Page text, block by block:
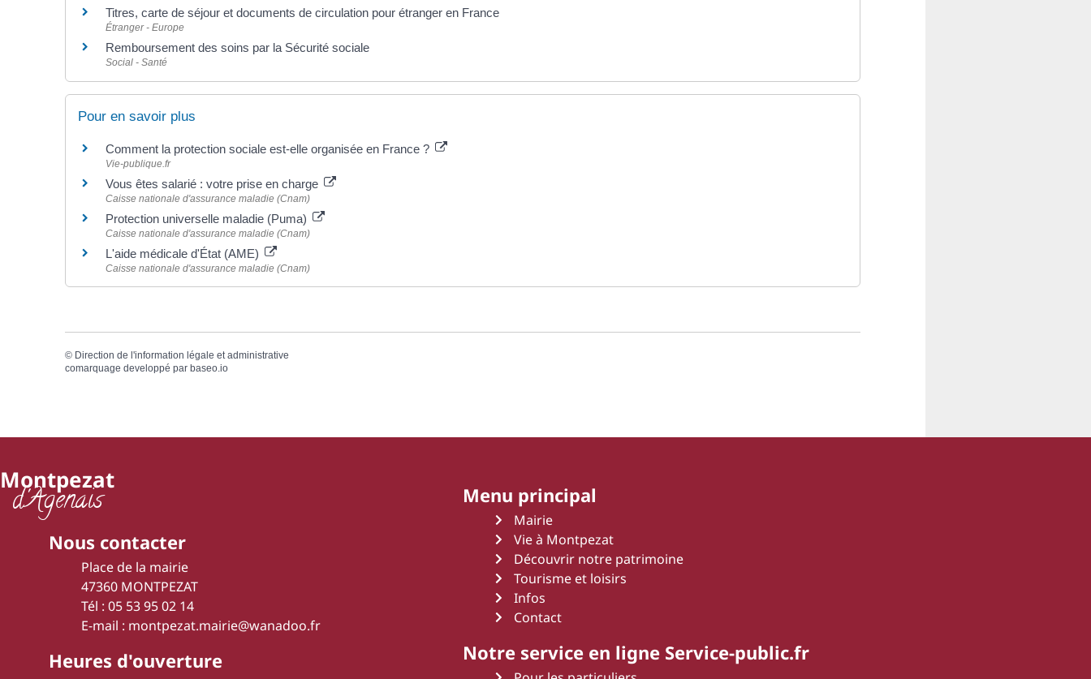
Titres, carte de séjour et documents de circulation pour étranger en France
Étranger - Europe
Remboursement des soins par la Sécurité sociale
Social - Santé
Pour en savoir plus
Comment la protection sociale est-elle organisée en France ?
Vie-publique.fr
Vous êtes salarié : votre prise en charge
Caisse nationale d'assurance maladie (Cnam)
Protection universelle maladie (Puma)
Caisse nationale d'assurance maladie (Cnam)
L'aide médicale d'État (AME)
Caisse nationale d'assurance maladie (Cnam)
© Direction de l'information légale et administrative
comarquage developpé par baseo.io
Montpezat
d'Agenais
Nous contacter
Place de la mairie
47360 MONTPEZAT
Tél : 05 53 95 02 14
E-mail : montpezat.mairie@wanadoo.fr
Heures d'ouverture
Menu principal
Mairie
Vie à Montpezat
Découvrir notre patrimoine
Tourisme et loisirs
Infos
Contact
Notre service en ligne Service-public.fr